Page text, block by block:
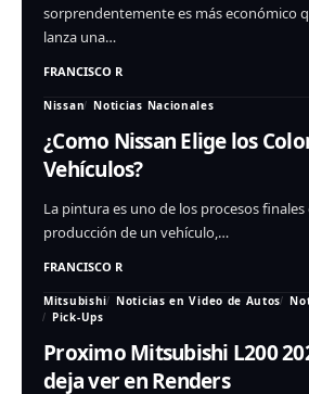
sorprendentemente es más económico
lanza una…
FRANCISCO R
Nissan Noticias Nacionales
¿Como Nissan Elige los
Vehículos?
La pintura es uno de los procesos finales
producción de un vehículo,…
FRANCISCO R
Mitsubishi Noticias en Video de Autos
Pick-Ups
Proximo Mitsubishi L200
deja ver en Renders